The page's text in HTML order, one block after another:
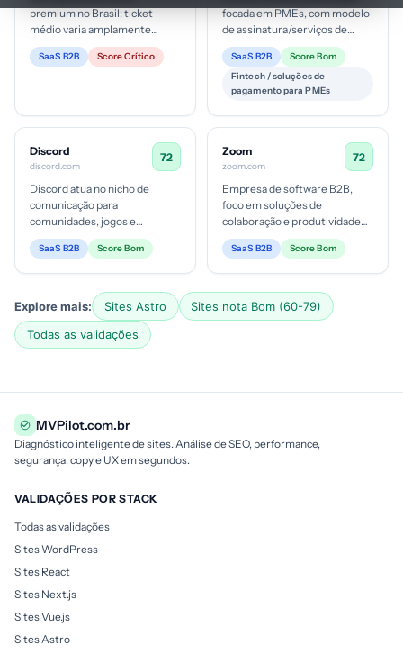
premium no Brasil; ticket
médio varia amplamente
conforme marca e palavra-
chave, geralmente de
SaaS B2B Score Crítico
focada em PMEs, com modelo
de assinatura/serviços de
cobrança, pagamentos e
gestão financeira. Incrementa
rec...
SaaS B2B
Score Bom
Fintech / soluções de
pagamento para PMEs
Discord
discord.com
72
Discord atua no nicho de
comunicação para
comunidades, jogos e
criadores de conteúdo. Possui
modelo freemium com Nitro, e
serviços para c...
SaaS B2B Score Bom
Zoom
zoom.com
72
Empresa de software B2B,
foco em soluções de
colaboração e produtividade
para equipes com integração
de IA. Público enterprise com
ticket...
SaaS B2B Score Bom
Explore mais: Sites Astro
Sites nota Bom (60-79)
Todas as validações
MVPilot.com.br
Diagnóstico inteligente de sites. Análise de SEO, performance,
segurança, copy e UX em segundos.
VALIDAÇÕES POR STACK
Todas as validações
Sites WordPress
Sites React
Sites Next.js
Sites Vue.js
Sites Astro